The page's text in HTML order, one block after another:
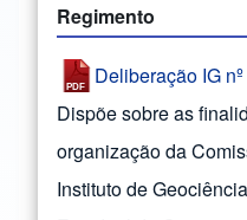
Regimento
Deliberação IG
Dispõe sobre as
organização da
Instituto de